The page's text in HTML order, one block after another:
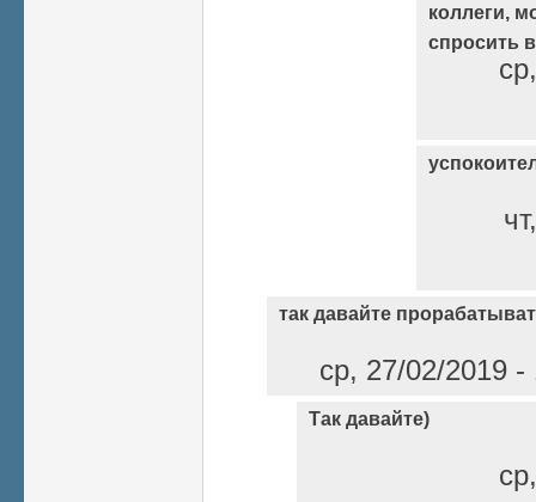
коллеги,
спросить
так давайте
ср, 27/02/2019
Так давайте)